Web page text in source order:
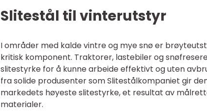
Slitestål til vinterutstyr
I områder med kalde vintre og mye snø er
kritisk komponent. Traktorer, lastebiler og
slitestyrke for å kunne arbeide effektivt og uten
fra solide produsenter som Slitestålkompaniet gir
markedets høyeste slitestyrke, et resultat av
materialer.